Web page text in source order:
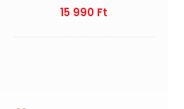
15 990 Ft